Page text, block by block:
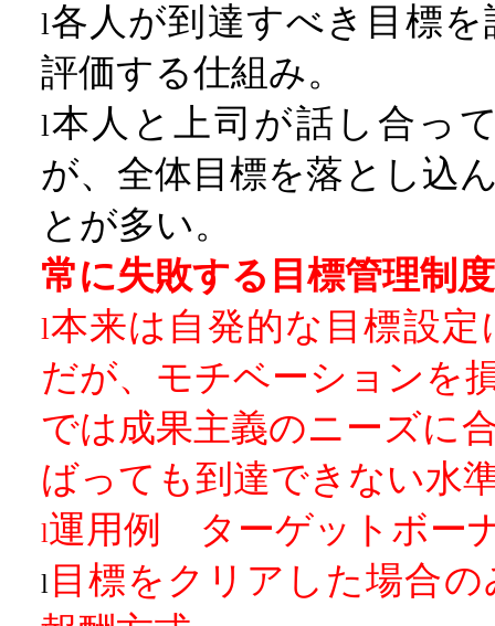
l各人が到達すべき目標
評価する仕組み。
l本人と上司が話し合っ
が、全体目標を落とし込
とが多い。
常に失敗する目標管理制度
l本来は自発的な目標設
だが、モチベーションを
では成果主義のニーズに
ばっても到達できない水
l運用例 ターゲットボー
l 目標をクリアした場合